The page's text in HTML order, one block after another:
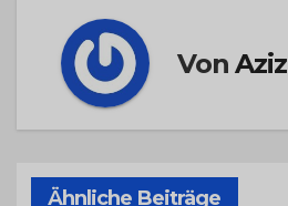
VonAziz
Ähnliche Beiträge